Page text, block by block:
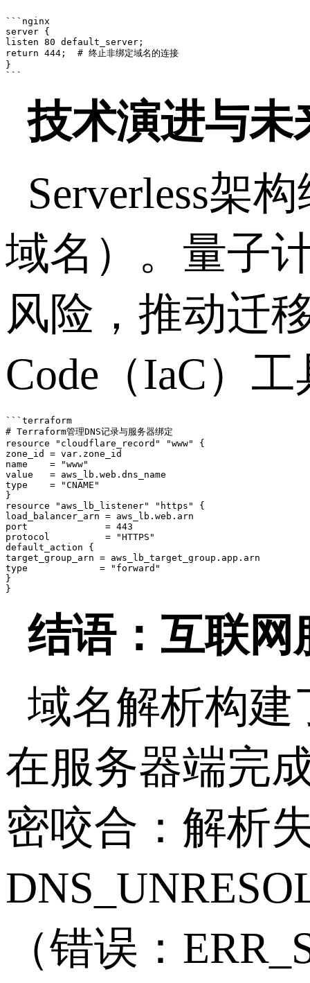
```nginx
server {
listen 80 default_server;
return 444;  # 终止非绑定域名的连接
}
```
技术演进与未
Serverless架
域名）。量子
风险，推动迁
Code （IaC）
```terraform
# Terraform管理DNS记录与服务器绑定
resource "cloudflare_record" "www" {
zone_id = var.zone_id
name    = "www"
value   = aws_lb.web.dns_name
type    = "CNAME"
}
resource "aws_lb_listener" "https" {
load_balancer_arn = aws_lb.web.arn
port              = 443
protocol          = "HTTPS"
default_action {
target_group_arn = aws_lb_target_group.app.arn
type             = "forward"
}
结语：互联网
域名解析构建
在服务器端完
密咬合：解析
（错误：